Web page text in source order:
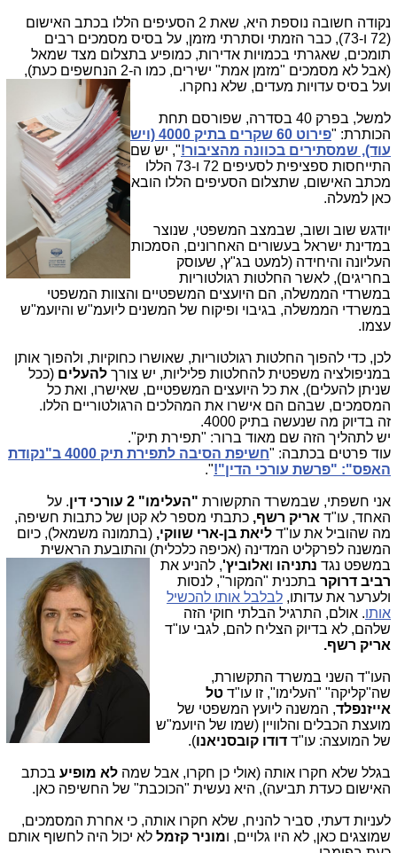
נקודה חשובה נוספת היא, שאת 2 הסעיפים הללו בכתב האישום
(72 ו-73), כבר הזמתי וסתרתי מזמן, על בסיס מסמכים רבים
תומכים, שאגרתי בכמויות אדירות, כמופיע בתצלום מצד שמאל
(אבל לא מסמכים "מזמן אמת" ישירים, כמו ה-2 הנחשפים כעת),
ועל בסיס עדויות מעדים, שלא נחקרו.
למשל, בפרק 40 בסדרה, שפורסם תחת
הכותרת: "
פירוט 60 שקרים בתיק 4000 (ויש
עוד), שמסתירים בכוונה מהציבור!", יש שם
התייחסות ספציפית לסעיפים 72 ו-73 הללו
מכתב האישום, שתצלום הסעיפים הללו הובא
כאן למעלה.
יודגש שוב ושוב, שבמצב המשפטי, שנוצר
במדינת ישראל בעשורים האחרונים, הסמכות
העליונה והיחידה (למעט בג"ץ, שעוסק
בחריגים), לאשר החלטות רגולטוריות
במשרדי הממשלה, הם היועצים המשפטיים והצוות המשפטי
במשרדי הממשלה, בגיבוי ופיקוח של המשנים ליועמ"ש והיועמ"ש
עצמו.
לכן, כדי להפוך החלטות רגולטוריות, שאושרו כחוקיות, ולהפוך אותן
במניפולציה משפטית להחלטות פליליות, יש צורך להעלים (ככל
שניתן להעלים), את כל היועצים המשפטיים, שאישרו, ואת כל
המסמכים, שבהם הם אישרו את המהלכים הרגולטוריים הללו.
זה בדיוק מה שנעשה בתיק 4000.
יש לתהליך הזה שם מאוד ברור: "תפירת תיק".
עוד פרטים בכתבה: "
חשיפת הסיבה לתפירת תיק 4000 ב"נקודת
האפס": "פרשת עורכי הדין"!".
אני חשפתי, שבמשרד התקשורת "העלימו" 2 עורכי דין
. על
האחד, עו"ד אריק רשף,כתבתי מספר לא קטן של כתבות חשיפה,
מה שהוביל את עו"ד ליאת בן-ארי שווקי,(בתמונה משמאל), כיום
המשנה לפרקליט המדינה (אכיפה כלכלית) והתובעת הראשית
במשפט נגד נתניהו אלוביץ', להניע את
רביב דרוקרבתכנית "המקור", לנסות
ולערער את עדותו, לבלבל אותו להכשיל
אותו. אולם, התרגיל הבלתי חוקי הזה
שלהם, לא בדיוק הצליח להם, לגבי עו"ד
אריק רשף.
העו"ד השני במשרד התקשורת,
שה"קליקה" "העלימו", זו עו"ד טל
אייזנפלד, המשנה ליועץ המשפטי של
מועצת הכבלים והלוויין (שמו של היועמ"ש
של המועצה: עו"ד דודו קובסניאנו).
בגלל שלא חקרו אותה (אולי כן חקרו, אבל שמה לא מופיע בכתב
האישום כעדת תביעה), היא נעשית "הכוכבת" של החשיפה כאן.
לעניות דעתי, סביר להניח, שלא חקרו אותה, כי אחרת המסמכים,
שמוצגים כאן, לא היו גלויים, ו מוניר קזמללא יכול היה לחשוף אותם